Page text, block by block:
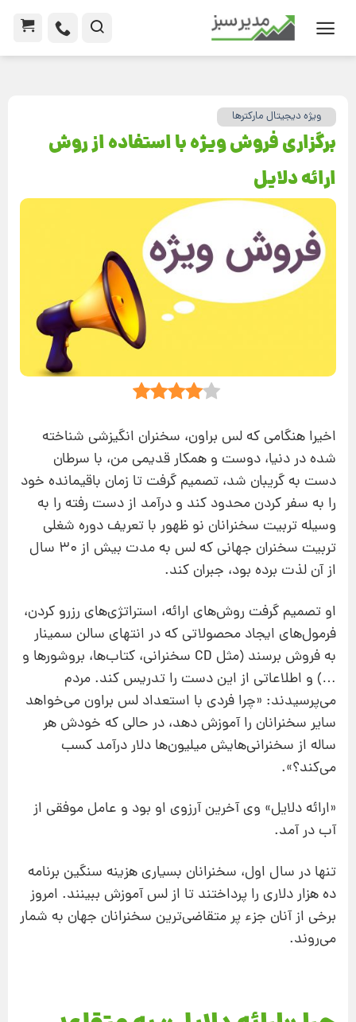
ویژه دیجیتال مارکترها
برگزاری فروش ویژه با استفاده از روش
ارائه دلایل
اخیرا هنگامی که لس براون، سخنران انگیزشی شناخته
شده در دنیا، دوست و همکار قدیمی من، با سرطان
دست به گریبان شد، تصمیم گرفت تا زمان باقیمانده خود
را به سفر کردن محدود کند و درآمد از دست رفته را به
وسیله تربیت سخنرانان نو ظهور با تعریف دوره شغلی
تربیت سخنران جهانی که لس به مدت بیش از 30 سال
از آن لذت برده بود، جبران کند.
او تصمیم گرفت روش‌های ارائه، استراتژی‌های رزرو کردن،
فرمول‌های ایجاد محصولاتی که در انتهای سالن سمینار
به فروش برسند (مثل CD سخنرانی، کتاب‌ها، بروشورها و
…) و اطلاعاتی از این دست را تدریس کند. مردم
می‌پرسیدند: «چرا فردی با استعداد لس براون می‌خواهد
سایر سخنرانان را آموزش دهد، در حالی که خودش هر
ساله از سخنرانی‌هایش میلیون‌ها دلار درآمد کسب
می‌کند؟».
«ارائه دلایل» وی آخرین آرزوی او بود و عامل موفقی از
آب در آمد.
تنها در سال اول، سخنرانان بسیاری هزینه سنگین برنامه
ده هزار دلاری را پرداختند تا از لس آموزش ببینند. امروز
برخی از آنان جزء پر متقاضی‌ترین سخنرانان جهان به شمار
می‌روند.